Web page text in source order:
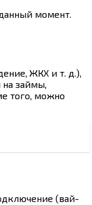
момент.
ЖКХ и т. д.),
займы,
того, можно
(вай-